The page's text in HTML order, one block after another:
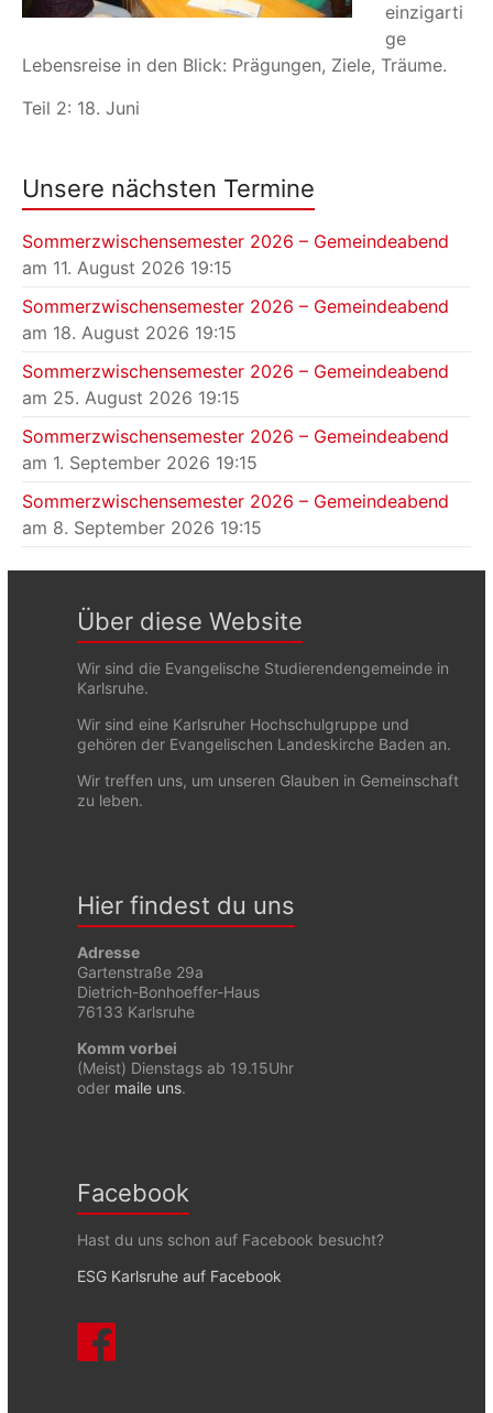
einzigarti
ge
Lebensreise in den Blick: Prägungen, Ziele, Träume.
Teil 2: 18. Juni
Unsere nächsten Termine
Sommerzwischensemester 2026 – Gemeindeabend
am 11. August 2026 19:15
Sommerzwischensemester 2026 – Gemeindeabend
am 18. August 2026 19:15
Sommerzwischensemester 2026 – Gemeindeabend
am 25. August 2026 19:15
Sommerzwischensemester 2026 – Gemeindeabend
am 1. September 2026 19:15
Sommerzwischensemester 2026 – Gemeindeabend
am 8. September 2026 19:15
Über diese Website
Wir sind die Evangelische Studierendengemeinde in
Karlsruhe.
Wir sind eine Karlsruher Hochschulgruppe und
gehören der Evangelischen Landeskirche Baden an.
Wir treffen uns, um unseren Glauben in Gemeinschaft
zu leben.
Hier findest du uns
Adresse
Gartenstraße 29a
Dietrich-Bonhoeffer-Haus
76133 Karlsruhe
Komm vorbei
(Meist) Dienstags ab 19.15Uhr
oder maile uns.
Facebook
Hast du uns schon auf Facebook besucht?
ESG Karlsruhe auf Facebook